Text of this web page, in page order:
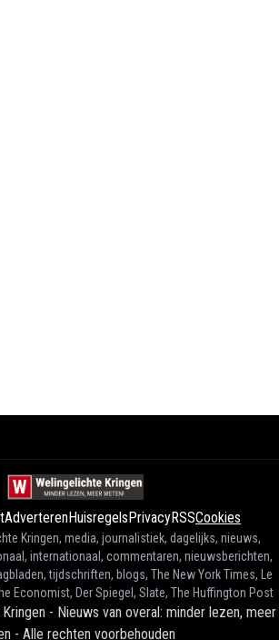
AdverterenHuisregelsPrivacyRSSCookies
Kringen, media, journalistiek, dagelijks, nieuws,
internationaal, commentaren, nieuwsberichten,
tijdschriften, blogs, The New York Times, Le
Economist, Der Spiegel, Slate, The Huffington Post
- Nieuws van overal: minder lezen, meer
- Alle rechten voorbehouden